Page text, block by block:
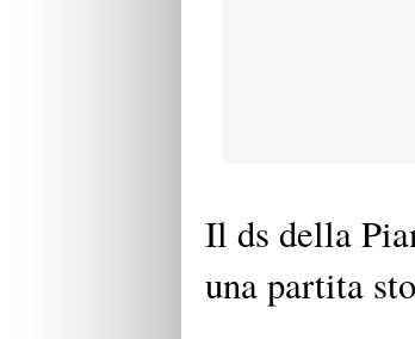
Il ds della
una partita